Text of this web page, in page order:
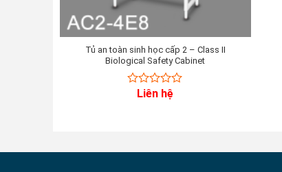
Tủ an toàn sinh học cấp 2 – Class II
Biological Safety Cabinet
Liên hệ